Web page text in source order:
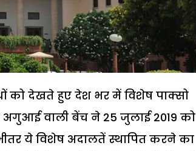
को देखते हुए देश भर में विशेष पाक्सो
अगुआई वाली बेंच ने 25 जुलाई 2019 को
ये विशेष अदालतें स्थापित करने का